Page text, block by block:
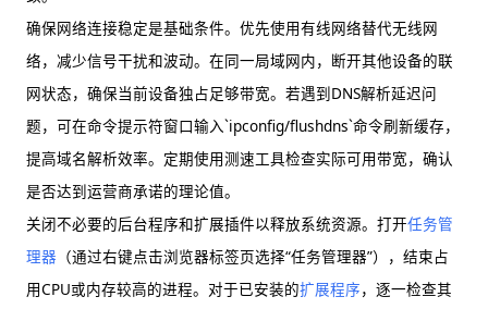
确保网络连接稳定是基础条件。优先使用有线网络替代无线网
络，减少信号干扰和波动。在同一局域网内，断开其他设备的联
网状态，确保当前设备独占足够带宽。若遇到DNS解析延迟问
题，可在命令提示符窗口输入`ipconfig/flushdns`命令刷新缓存，
提高域名解析效率。定期使用测速工具检查实际可用带宽，确认
是否达到运营商承诺的理论值。
关闭不必要的后台程序和扩展插件以释放系统资源。打开任务管
理器 （通过右键点击浏览器标签页选择“任务管理器”），结束占
用CPU或内存较高的进程。对于已安装的扩展程序，逐一检查其